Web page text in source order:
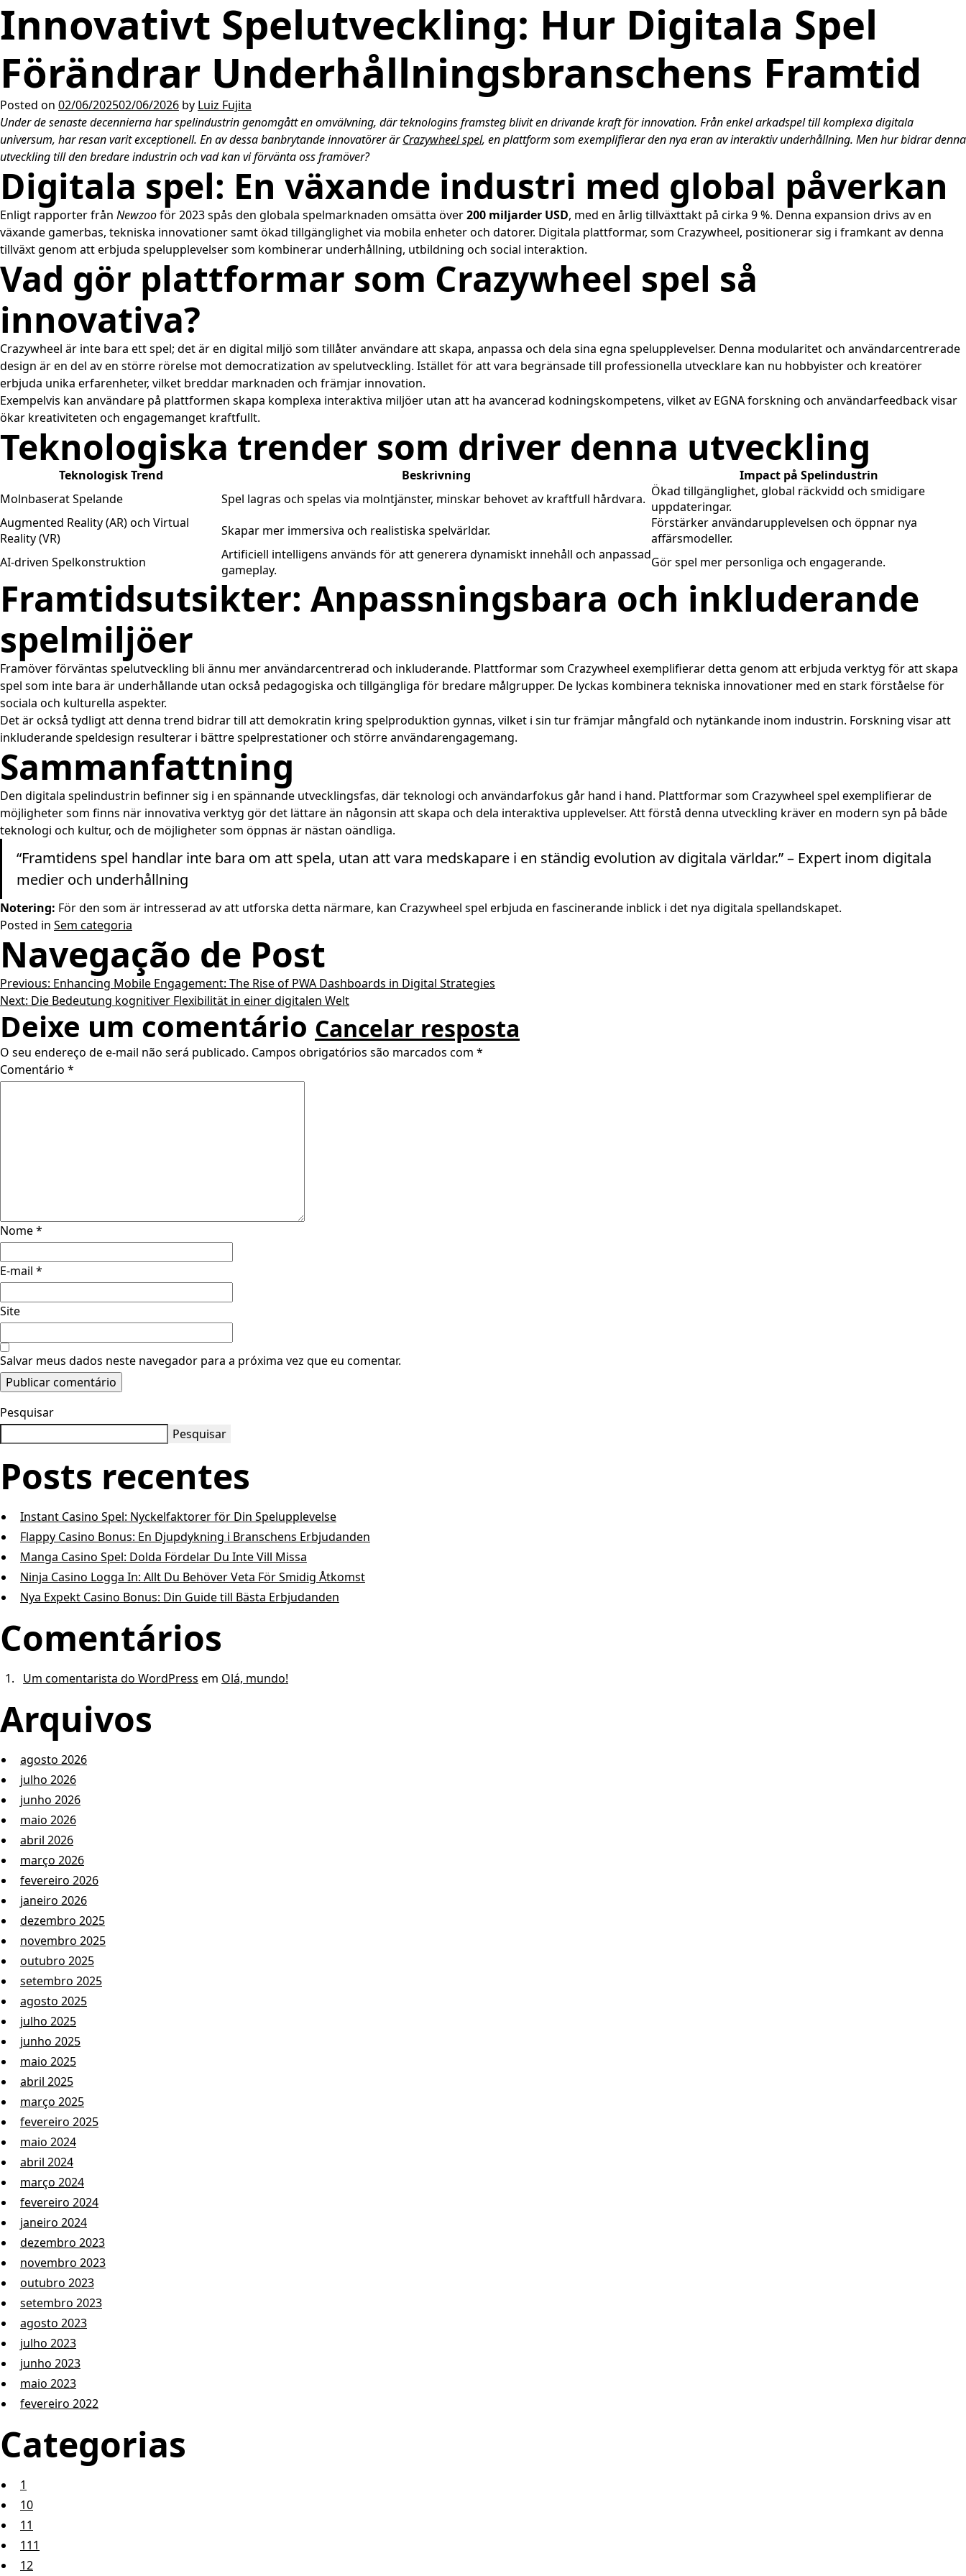
Innovativt Spelutveckling: Hur Digitala Spel
Förändrar Underhållningsbranschens Framtid
Posted on 02/06/202502/06/2026 by Luiz Fujita
Under de senaste decennierna har spelindustrin genomgått en omvälvning, där teknologins framsteg blivit en drivande kraft för innovation. Från enkel arkadspel till komplexa digitala
universum, har resan varit exceptionell. En av dessa banbrytande innovatörer ärCrazywheel spel, en plattform som exemplifierar den nya eran av interaktiv underhållning. Men hur bidrar denna
utveckling till den bredare industrin och vad kan vi förvänta oss framöver?
Digitala spel: En växande industri med global påverkan
Enligt rapporter från Newzooför 2023 spås den globala spelmarknaden omsätta över200 miljarder USD, med en årlig tillväxttakt på cirka 9 %. Denna expansion drivs av en
växande gamerbas, tekniska innovationer samt ökad tillgänglighet via mobila enheter och datorer. Digitala plattformar, som Crazywheel, positionerar sig i framkant av denna
tillväxt genom att erbjuda spelupplevelser som kombinerar underhållning, utbildning och social interaktion.
Vad gör plattformar som Crazywheel spel så
innovativa?
Crazywheel är inte bara ett spel; det är en digital miljö som tillåter användare att skapa, anpassa och dela sina egna spelupplevelser. Denna modularitet och användarcentrerade
design är en del av en större rörelse mot democratization av spelutveckling. Istället för att vara begränsade till professionella utvecklare kan nu hobbyister och kreatörer
erbjuda unika erfarenheter, vilket breddar marknaden och främjar innovation.
Exempelvis kan användare på plattformen skapa komplexa interaktiva miljöer utan att ha avancerad kodningskompetens, vilket av EGNA forskning och användarfeedback visar
ökar kreativiteten och engagemanget kraftfullt.
Teknologiska trender som driver denna utveckling
Teknologisk Trend Beskrivning
Impact på Spelindustrin
Molnbaserat Spelande
Spel lagras och spelas via molntjänster, minskar behovet av kraftfull hårdvara. Ökad tillgänglighet, global räckvidd och smidigare
uppdateringar.
Augmented Reality (AR) och Virtual
Reality (VR)
Skapar mer immersiva och realistiska spelvärldar.
Förstärker användarupplevelsen och öppnar nya
affärsmodeller.
AI-driven Spelkonstruktion
Artificiell intelligens används för att generera dynamiskt innehåll och anpassad
gameplay.
Gör spel mer personliga och engagerande.
Framtidsutsikter: Anpassningsbara och inkluderande
spelmiljöer
Framöver förväntas spelutveckling bli ännu mer användarcentrerad och inkluderande. Plattformar som Crazywheel exemplifierar detta genom att erbjuda verktyg för att skapa
spel som inte bara är underhållande utan också pedagogiska och tillgängliga för bredare målgrupper. De lyckas kombinera tekniska innovationer med en stark förståelse för
sociala och kulturella aspekter.
Det är också tydligt att denna trend bidrar till att demokratin kring spelproduktion gynnas, vilket i sin tur främjar mångfald och nytänkande inom industrin. Forskning visar att
inkluderande speldesign resulterar i bättre spelprestationer och större användarengagemang.
Sammanfattning
Den digitala spelindustrin befinner sig i en spännande utvecklingsfas, där teknologi och användarfokus går hand i hand. Plattformar som Crazywheel spel exemplifierar de
möjligheter som finns när innovativa verktyg gör det lättare än någonsin att skapa och dela interaktiva upplevelser. Att förstå denna utveckling kräver en modern syn på både
teknologi och kultur, och de möjligheter som öppnas är nästan oändliga.
“Framtidens spel handlar inte bara om att spela, utan att vara medskapare i en ständig evolution av digitala världar.” – Expert inom digitala
medier och underhållning
Notering: För den som är intresserad av att utforska detta närmare, kan Crazywheel spel erbjuda en fascinerande inblick i det nya digitala spellandskapet.
Posted in Sem categoria
Navegação de Post
Previous: Enhancing Mobile Engagement: The Rise of PWA Dashboards in Digital Strategies
Next: Die Bedeutung kognitiver Flexibilität in einer digitalen Welt
Deixe um comentário Cancelar resposta
O seu endereço de e-mail não será publicado. Campos obrigatórios são marcados com *
Comentário *
Nome*
E-mail *
Site
Salvar meus dados neste navegador para a próxima vez que eu comentar.
Pesquisar
Pesquisar
Posts recentes
Instant Casino Spel: Nyckelfaktorer för Din Spelupplevelse
Flappy Casino Bonus: En Djupdykning i Branschens Erbjudanden
Manga Casino Spel: Dolda Fördelar Du Inte Vill Missa
Ninja Casino Logga In: Allt Du Behöver Veta För Smidig Åtkomst
Nya Expekt Casino Bonus: Din Guide till Bästa Erbjudanden
Comentários
Um comentarista do WordPress em Olá, mundo!
Arquivos
agosto 2026
julho 2026
junho 2026
maio 2026
abril 2026
março 2026
fevereiro 2026
janeiro 2026
dezembro 2025
novembro 2025
outubro 2025
setembro 2025
agosto 2025
julho 2025
junho 2025
maio 2025
abril 2025
março 2025
fevereiro 2025
maio 2024
abril 2024
março 2024
fevereiro 2024
janeiro 2024
dezembro 2023
novembro 2023
outubro 2023
setembro 2023
agosto 2023
julho 2023
junho 2023
maio 2023
fevereiro 2022
Categorias
1
10
11
111
12